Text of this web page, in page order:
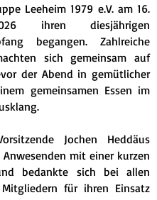
Leeheim 1979 e.V. am 16.
ihren diesjährigen
begangen. Zahlreiche
sich gemeinsam auf
der Abend in gemütlicher
gemeinsamen Essen im
Jochen Heddäus
mit einer kurzen
bedankte sich bei allen
für ihren Einsatz